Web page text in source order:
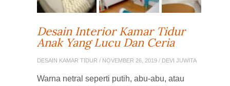
Desain Interior Kamar Tidur
Anak Yang Lucu Dan Ceria
DESAIN KAMAR TIDUR / NOVEMBER 26, 2019 / DEVI JUWITA
Warna netral seperti putih, abu-abu, atau